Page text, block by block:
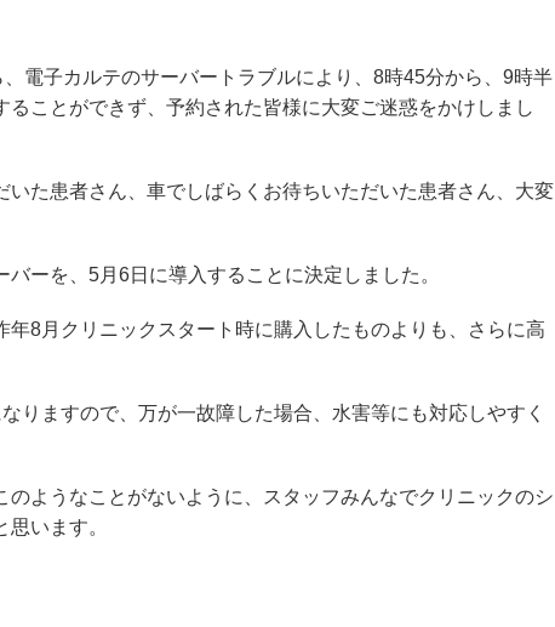
電子カルテのサーバートラブルにより、8時45分から、9時半
ることができず、予約された皆様に大変ご迷惑をかけしまし
いた患者さん、車でしばらくお待ちいただいた患者さん、大変
ーを、5月6日に導入することに決定しました。
年8月クリニックスタート時に購入したものよりも、さらに高
りますので、万が一故障した場合、水害等にも対応しやすく
のようなことがないように、スタッフみんなでクリニックのシ
います。